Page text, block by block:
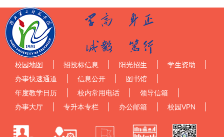
校园地图 招投标信息 阳光招生
学生资助
办事快速通道
信息公开
图书馆
年度教学日历
校内常用电话
领导信箱
办事大厅
专升本专栏 办公邮箱 校园VPN